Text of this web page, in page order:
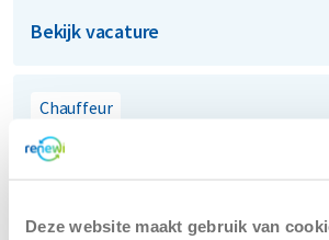
Deze website maakt gebruik van
Bekijk vacature
Chauffeur
Chauffeur CE Afzet
€15.89 - 16.2645/h + ARAB +